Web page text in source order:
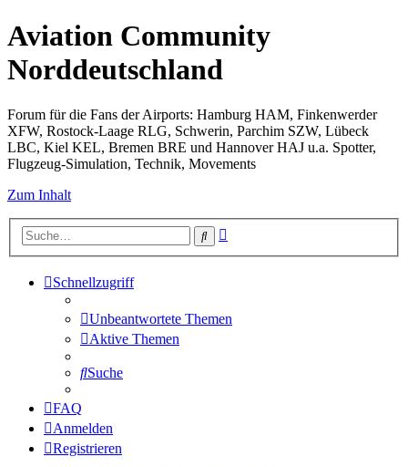
Aviation Community
Norddeutschland
Forum für die Fans der Airports: Hamburg HAM, Finkenwerder
XFW, Rostock-Laage RLG, Schwerin, Parchim SZW, Lübeck
LBC, Kiel KEL, Bremen BRE und Hannover HAJ u.a. Spotter,
Flugzeug-Simulation, Technik, Movements
Zum Inhalt
Suche
Schnellzugriff
Unbeantwortete Themen
Aktive Themen
Suche
FAQ
Anmelden
Registrieren